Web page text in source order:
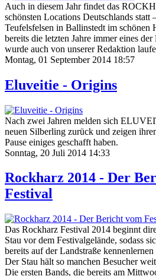
Auch in diesem Jahr findet das
schönsten Locations Deutschlands statt
Teufelsfelsen in Ballinstedt im schönen
bereits die letzten Jahre immer eines
wurde auch von unserer Redaktion
Montag, 01 September 2014 18:57
Eluveitie - Origins
Nach zwei Jahren melden sich
neuen Silberling zurück und zeigen
Pause einiges geschafft haben.
Sonntag, 20 Juli 2014 14:33
Rockharz 2014 - Der
Festival
Das Rockharz Festival 2014 beginnt
Stau vor dem Festivalgelände, sodass
bereits auf der Landstraße
Der Stau hält so manchen Besucher
Die ersten Bands, die bereits am